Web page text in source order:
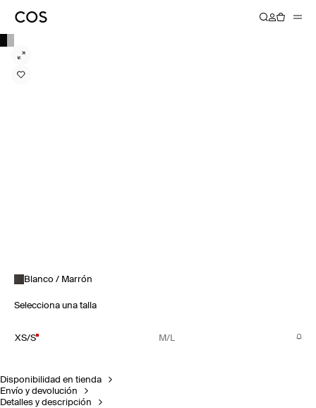
Blanco / Marrón
Selecciona una talla
XS/S M/L
Disponibilidad en tienda
Envío y devolución
Detalles y descripción